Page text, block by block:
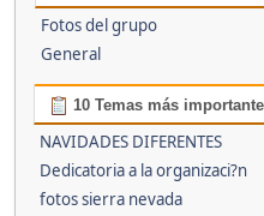
Fotos del grupo
General
10 Temas más
NAVIDADES DIFERENTES
Dedicatoria a la organizaci?n
fotos sierra nevada